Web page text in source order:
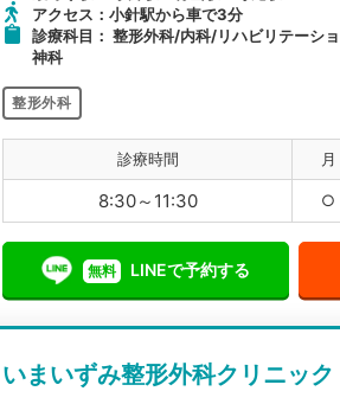
アクセス：小針駅から車で3分
診療科目： 整形外科/内科/リハビリテーシ
神科
整形外科
診療時間 月
8:30～11:30 ○
無料 LINEで予約する
いまいずみ整形外科クリニック